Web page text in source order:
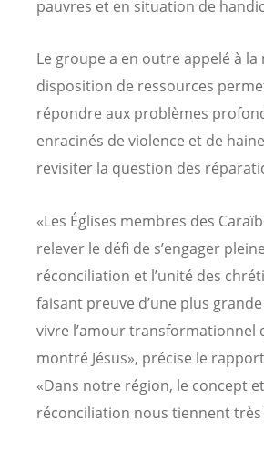
pauvres et en situation de
Le groupe a en outre appelé à la
disposition de ressources
répondre aux problèmes
enracinés de violence et de
revisiter la question des
«Les Églises membres des
relever le défi de s’engager
réconciliation et l’unité des
faisant preuve d’une plus
vivre l’amour transformationnel
montré Jésus», précise le
«Dans notre région, le concept
réconciliation nous tiennent